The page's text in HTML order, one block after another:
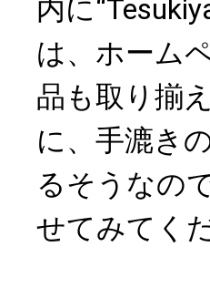
内に
は、ホーム
品も取り揃
に、手漉き
るそうなの
せてみてく